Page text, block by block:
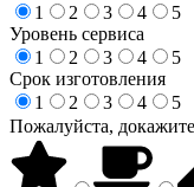
1
2 3 4
5
Уровень сервиса
1
2 3 4
5
Срок изготовления
1
2 3 4
5
Пожалуйста,